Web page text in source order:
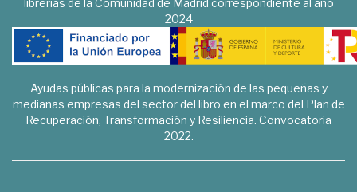
librerías de la Comunidad de Madrid correspondiente al año
2024
Ayudas públicas para la modernización de las pequeñas y
medianas empresas del sector del libro en el marco del Plan de
Recuperación, Transformación y Resiliencia. Convocatoria
2022.